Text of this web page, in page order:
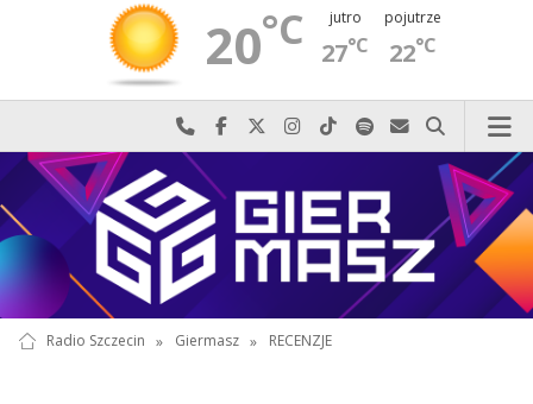
20°C jutro
27°C
pojutrze
22°C
Najlepiej po prostu do nas zadzwoń
Odwiedź nas na Facebook-u
Odwiedź nas na X
Odwiedź nas na Instagram-ie
Odwiedź nas na TikTok-u
Szukaj nas na Spotify
Wyślij do nas
Szukaj
Radio Szczecin » Giermasz » RECENZJE